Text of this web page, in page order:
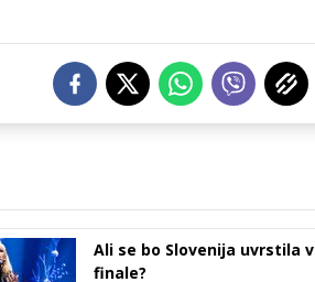
Ali se bo Slovenija uvrstila v
finale?